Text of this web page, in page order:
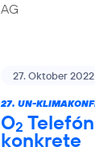
AG
27. Oktober 2022
27. UN-
O2
konkrete